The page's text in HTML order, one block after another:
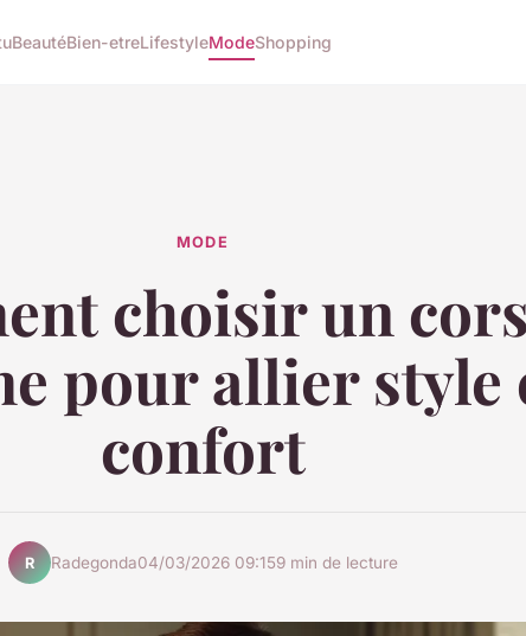
BeautéBien-etreLifestyleModeShopping
MODE
choisir un
pour allier style
confort
R Radegonda04/03/2026 09:159 min de lecture